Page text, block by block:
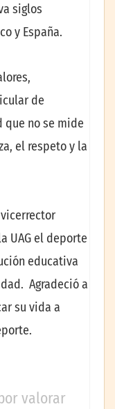
siglos
y España.
de
no se mide
el respeto y la
UAG el deporte
educativa
Agradeció a
su vida a
valorar